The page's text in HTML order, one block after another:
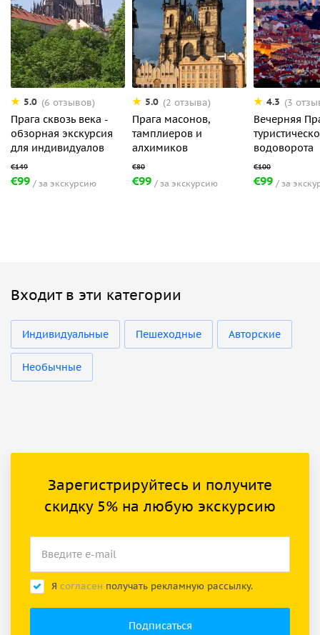
5.0 (6 отзывов)
Прага сквозь века -
обзорная экскурсия
для индивидуалов
€99 за экскурсию
5.0 (2 отзыва)
Прага масонов,
тамплиеров и
алхимиков
€99 за экскурсию
4.3 (3
Вечерняя
водоворота
€99 за
Входит в эти категории
Индивидуальные Пешеходные Авторские
Необычные
Зарегистрируйтесь и получите
скидку 5% на любую экскурсию
Я согласен получать рекламную рассылку.